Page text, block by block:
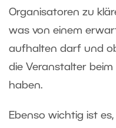
Organisatoren zu
was von einem
aufhalten darf und
die Veranstalter
haben.
Ebenso wichtig ist